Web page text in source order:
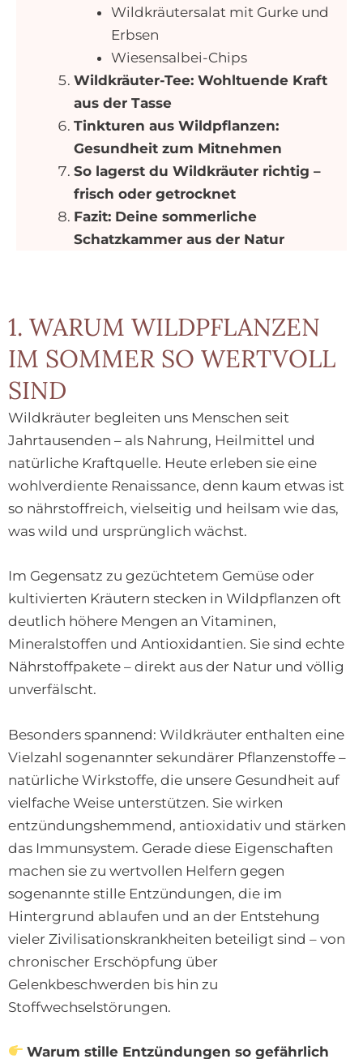
Wildkräutersalat mit Gurke und
Erbsen
Wiesensalbei-Chips
Wildkräuter-Tee: Wohltuende Kraft
aus der Tasse
Tinkturen aus Wildpflanzen:
Gesundheit zum Mitnehmen
So lagerst du Wildkräuter richtig –
frisch oder getrocknet
Fazit: Deine sommerliche
Schatzkammer aus der Natur
1. WARUM WILDPFLANZEN
IM SOMMER SO WERTVOLL
SIND
Wildkräuter begleiten uns Menschen seit
Jahrtausenden – als Nahrung, Heilmittel und
natürliche Kraftquelle. Heute erleben sie eine
wohlverdiente Renaissance, denn kaum etwas ist
so nährstoffreich, vielseitig und heilsam wie das,
was wild und ursprünglich wächst.
Im Gegensatz zu gezüchtetem Gemüse oder
kultivierten Kräutern stecken in Wildpflanzen oft
deutlich höhere Mengen an Vitaminen,
Mineralstoffen und Antioxidantien. Sie sind echte
Nährstoffpakete – direkt aus der Natur und völlig
unverfälscht.
Besonders spannend: Wildkräuter enthalten eine
Vielzahl sogenannter sekundärer Pflanzenstoffe –
natürliche Wirkstoffe, die unsere Gesundheit auf
vielfache Weise unterstützen. Sie wirken
entzündungshemmend, antioxidativ und stärken
das Immunsystem. Gerade diese Eigenschaften
machen sie zu wertvollen Helfern gegen
sogenannte stille Entzündungen, die im
Hintergrund ablaufen und an der Entstehung
vieler Zivilisationskrankheiten beteiligt sind – von
chronischer Erschöpfung über
Gelenkbeschwerden bis hin zu
Stoffwechselstörungen.
Warum stille Entzündungen so gefährlich